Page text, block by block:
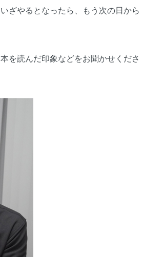
ざやるとなったら、もう次の日から
読んだ印象などをお聞かせくださ